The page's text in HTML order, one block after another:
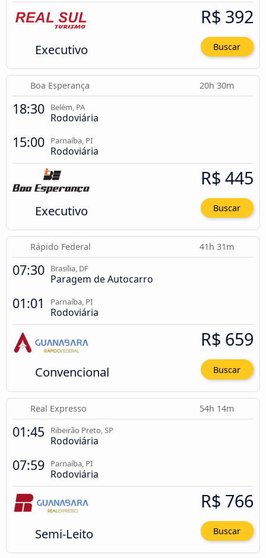
Executivo
R$ 392
Buscar
Boa Esperança 20h 30m
18:30 Belém, PA
Rodoviária
15:00 Parnaíba, PI
Rodoviária
Executivo
R$ 445
Buscar
Rápido Federal 41h 31m
07:30 Brasília, DF
Paragem de Autocarro
01:01 Parnaíba, PI
Rodoviária
Convencional
R$ 659
Buscar
Real Expresso 54h 14m
01:45 Ribeirão Preto, SP
Rodoviária
07:59 Parnaíba, PI
Rodoviária
Semi-Leito
R$ 766
Buscar